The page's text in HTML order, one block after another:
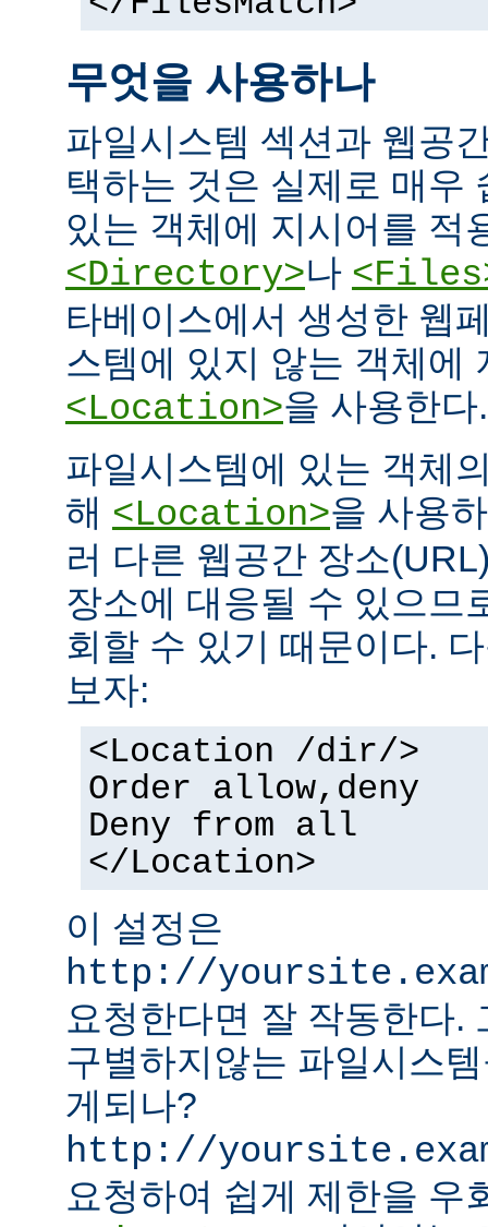
무엇을 사용하나
파일시스템 섹션과 웹공
택하는 것은 실제로 매우
있는 객체에 지시어를 적
<Directory>나
타베이스에서 생성한 웹
스템에 있지 않는 객체에
<Location>을 사용한다.
파일시스템에 있는 객체
해 <Location>을 사용
러 다른 웹공간 장소
장소에 대응될 수 있으므
회할 수 있기 때문이다.
보자:
<Location /dir/>
Order allow,deny
Deny from all
</Location>
이 설정은
http://
요청한다면 잘 작동한다.
구별하지않는 파일시스
게되나?
http://
요청하여 쉽게 제한을 우